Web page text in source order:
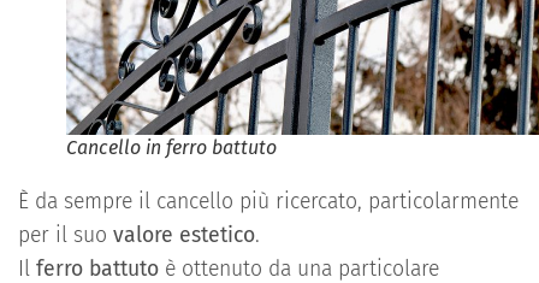
Cancello in ferro battuto
È da sempre il cancello più ricercato, particolarmente
per il suo valore estetico.
Il ferro battuto è ottenuto da una particolare